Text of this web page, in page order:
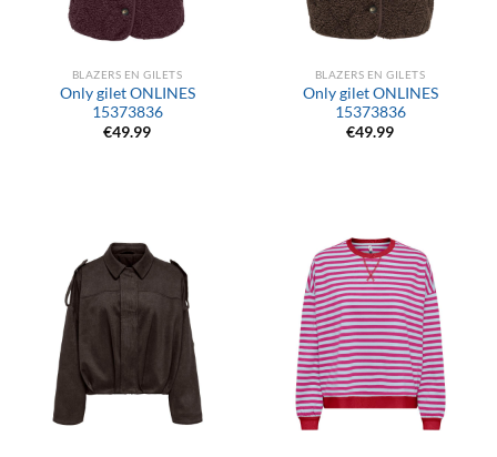
BLAZERS EN GILETS
Only gilet ONLINES
15373836
€49.99
BLAZERS EN GILETS
Only gilet ONLINES
15373836
€49.99